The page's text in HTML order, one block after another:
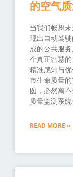
的空气
当我们畅想
现出自动驾
成的公共服
个真正智慧
精准感知与
市生命质量
图，必然离
质量监测系统
READ MORE »